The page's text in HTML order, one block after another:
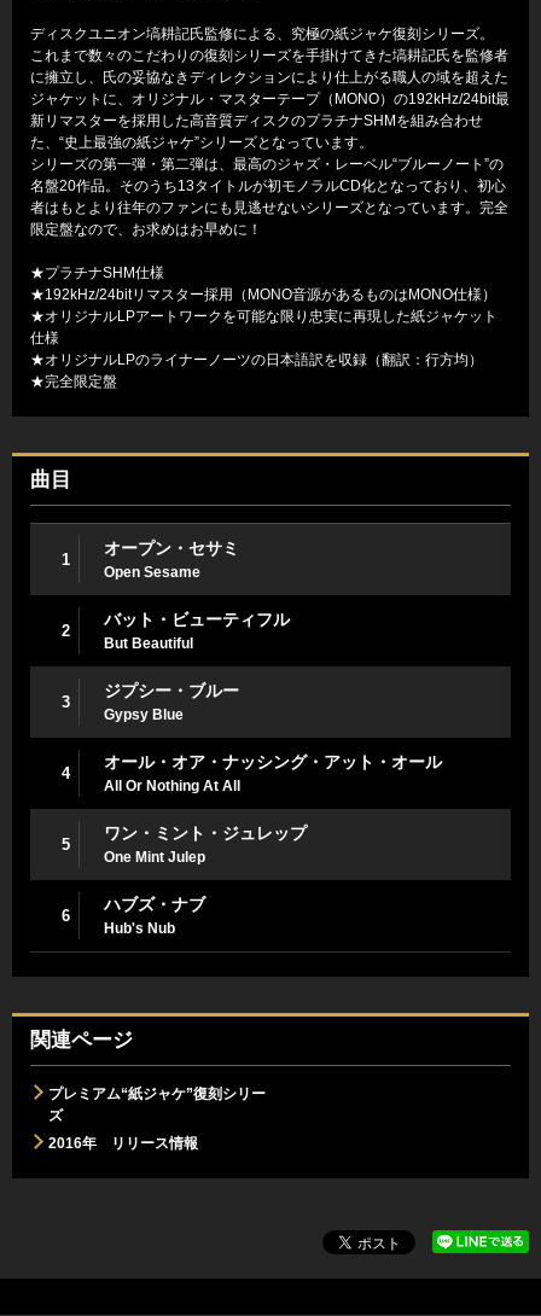
ディスクユニオン塙耕記氏監修による、究極の紙ジャケ復刻シリーズ。
これまで数々のこだわりの復刻シリーズを手掛けてきた塙耕記氏を監修者
に擁立し、氏の妥協なきディレクションにより仕上がる職人の域を超えた
ジャケットに、オリジナル・マスターテープ（MONO）の192kHz/24bit最
新リマスターを採用した高音質ディスクのプラチナSHMを組み合わせ
た、“史上最強の紙ジャケ”シリーズとなっています。
シリーズの第一弾・第二弾は、最高のジャズ・レーベル“ブルーノート”の
名盤20作品。そのうち13タイトルが初モノラルCD化となっており、初心
者はもとより往年のファンにも見逃せないシリーズとなっています。完全
限定盤なので、お求めはお早めに！
★プラチナSHM仕様
★192kHz/24bitリマスター採用（MONO音源があるものはMONO仕様）
★オリジナルLPアートワークを可能な限り忠実に再現した紙ジャケット
仕様
★オリジナルLPのライナーノーツの日本語訳を収録（翻訳：行方均）
★完全限定盤
曲目
1
オープン・セサミ
Open Sesame
2
バット・ビューティフル
But Beautiful
3
ジプシー・ブルー
Gypsy Blue
4
オール・オア・ナッシング・アット・オール
All Or Nothing At All
5
ワン・ミント・ジュレップ
One Mint Julep
6
ハブズ・ナブ
Hub's Nub
関連ページ
プレミアム“紙ジャケ”復刻シリー
ズ
2016年 リリース情報